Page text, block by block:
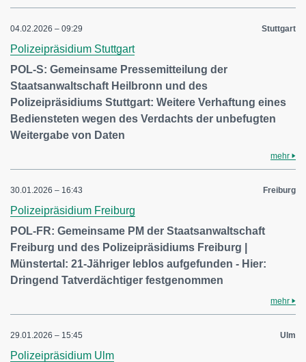
04.02.2026 – 09:29 Stuttgart
Polizeipräsidium Stuttgart
POL-S: Gemeinsame Pressemitteilung der
Staatsanwaltschaft Heilbronn und des
Polizeipräsidiums Stuttgart: Weitere Verhaftung eines
Bediensteten wegen des Verdachts der unbefugten
Weitergabe von Daten
mehr
30.01.2026 – 16:43 Freiburg
Polizeipräsidium Freiburg
POL-FR: Gemeinsame PM der Staatsanwaltschaft
Freiburg und des Polizeipräsidiums Freiburg |
Münstertal: 21-Jähriger leblos aufgefunden - Hier:
Dringend Tatverdächtiger festgenommen
mehr
29.01.2026 – 15:45 Ulm
Polizeipräsidium Ulm